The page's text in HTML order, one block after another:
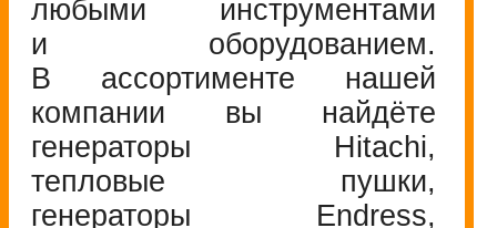
любыми инструментами
и оборудованием.
В ассортименте нашей
компании вы найдёте
генераторы Hitachi,
тепловые пушки,
генераторы Endress,